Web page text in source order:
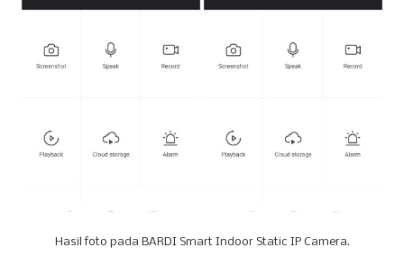
Hasil foto pada BARDI Smart Indoor Static IP Camera.